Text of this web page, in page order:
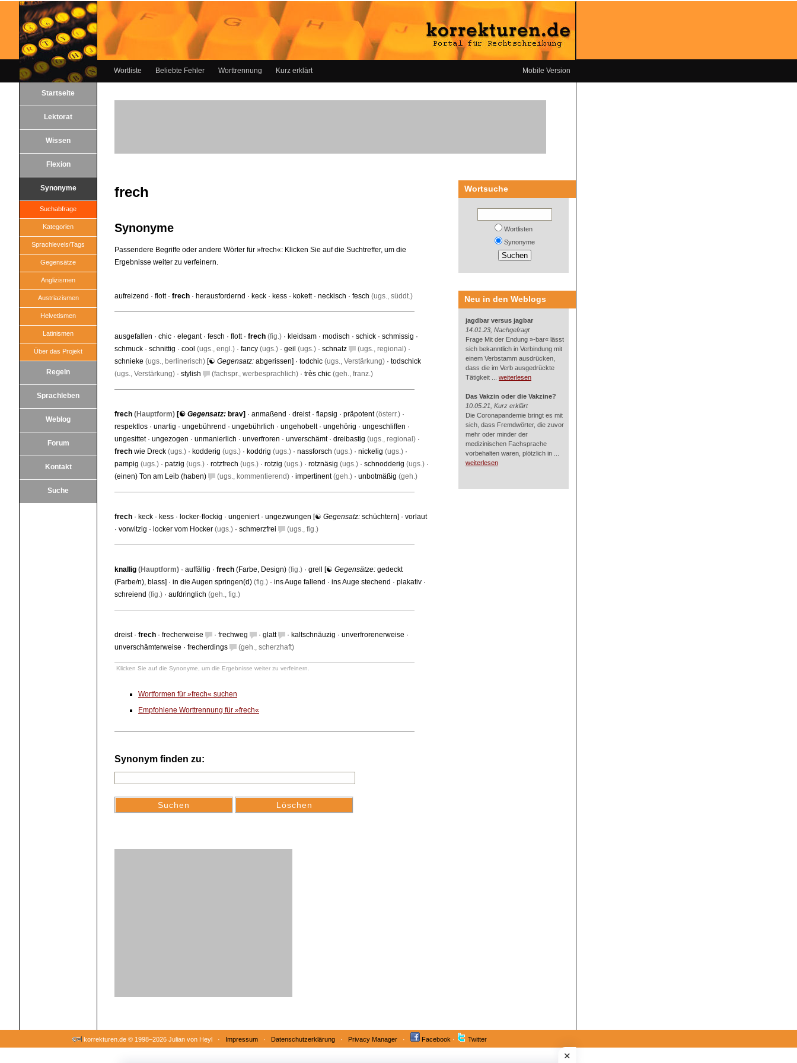
Wortliste Beliebte Fehler Worttrennung Kurz erklärt Mobile Version
Startseite
Lektorat
Wissen
Flexion
Synonyme
Suchabfrage
Kategorien
Sprachlevels/Tags
Gegensätze
Anglizismen
Austriazismen
Helvetismen
Latinismen
Über das Projekt
Regeln
Sprachleben
Weblog
Forum
Kontakt
Suche
frech
Synonyme
Passendere Begriffe oder andere Wörter für »frech«: Klicken Sie auf die Suchtreffer, um die
Ergebnisse weiter zu verfeinern.
aufreizend · flott· frech · herausfordernd · keck · kess · kokett· neckisch · fesch (ugs., süddt.)
ausgefallen · chic · elegant· fesch · flott· frech (fig.) · kleidsam · modisch · schick · schmissig ·
schmuck · schnittig · cool (ugs., engl.) · fancy (ugs.) · geil (ugs.) · schnatz (ugs., regional) ·
schnieke (ugs., berlinerisch) [☯ Gegensatz: abgerissen] · todchic (ugs., Verstärkung) · todschick
(ugs., Verstärkung) · stylish (fachspr., werbesprachlich) · très chic (geh., franz.)
frech (Hauptform) [☯ Gegensatz: brav] · anmaßend · dreist· flapsig · präpotent(österr.) ·
respektlos · unartig · ungebührend · ungebührlich · ungehobelt· ungehörig · ungeschliffen ·
ungesittet· ungezogen · unmanierlich · unverfroren · unverschämt· dreibastig (ugs., regional) ·
frech wie Dreck (ugs.) · kodderig (ugs.) · koddrig (ugs.) · nassforsch (ugs.) · nickelig (ugs.) ·
pampig (ugs.) · patzig (ugs.) · rotzfrech (ugs.) · rotzig (ugs.) · rotznäsig (ugs.) · schnodderig (ugs.) ·
(einen) Ton am Leib (haben)
(ugs., kommentierend) · impertinent(geh.) · unbotmäßig (geh.)
frech · keck · kess · locker-flockig · ungeniert· ungezwungen [☯ Gegensatz: schüchtern] · vorlaut
· vorwitzig · locker vom Hocker (ugs.) · schmerzfrei (ugs., fig.)
knallig (Hauptform) · auffällig · frech (Farbe, Design) (fig.) · grell [☯ Gegensätze: gedeckt
(Farbe/n), blass] · in die Augen springen(d) (fig.) · ins Auge fallend · ins Auge stechend · plakativ ·
schreiend (fig.) · aufdringlich (geh., fig.)
dreist· frech · frecherweise · frechweg · glatt · kaltschnäuzig · unverfrorenerweise ·
unverschämterweise · frecherdings (geh., scherzhaft)
Klicken Sie auf die Synonyme, um die Ergebnisse weiter zu verfeinern.
Wortformen für »frech« suchen
Empfohlene Worttrennung für »frech«
Synonym finden zu:
Wortsuche
Wortlisten
Synonyme
Neu in den Weblogs
jagdbar versus jagbar
14.01.23, Nachgefragt
Frage Mit der Endung »-bar« lässt
sich bekanntlich in Verbindung mit
einem Verbstamm ausdrücken,
dass die im Verb ausgedrückte
Tätigkeit ... weiterlesen
Das Vakzin oder die Vakzine?
10.05.21, Kurz erklärt
Die Coronapandemie bringt es mit
sich, dass Fremdwörter, die zuvor
mehr oder minder der
medizinischen Fachsprache
vorbehalten waren, plötzlich in ...
weiterlesen
korrekturen.de © 1998–2026 Julian von Heyl · Impressum · Datenschutzerklärung · Privacy Manager · Facebook · Twitter